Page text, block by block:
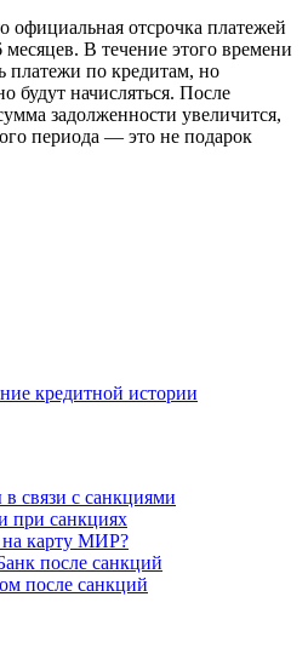
отсрочка платежей
В течение этого времени
платежи по кредитам, но
будут начисляться. После
задолженности увеличится,
периода — это не подарок
кредитной истории
связи с санкциями
при санкциях
на карту МИР?
после санкций
после санкций